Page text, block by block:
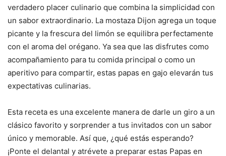
verdadero placer culinario que combina la simplicidad con
un sabor extraordinario. La mostaza Dijon agrega un toque
picante y la frescura del limón se equilibra perfectamente
con el aroma del orégano. Ya sea que las disfrutes como
acompañamiento para tu comida principal o como un
aperitivo para compartir, estas papas en gajo elevarán tus
expectativas culinarias.
Esta receta es una excelente manera de darle un giro a un
clásico favorito y sorprender a tus invitados con un sabor
único y memorable. Así que, ¿qué estás esperando?
¡Ponte el delantal y atrévete a preparar estas Papas en